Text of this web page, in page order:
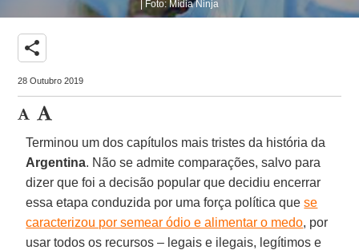
| Foto: Mídia Ninja
share
28 Outubro 2019
Terminou um dos capítulos mais tristes da história da
Argentina. Não se admite comparações, salvo para
dizer que foi a decisão popular que decidiu encerrar
essa etapa conduzida por uma força política quese
caracterizou por semear ódio e alimentar o medo, por
usar todos os recursos – legais e ilegais, legítimos e